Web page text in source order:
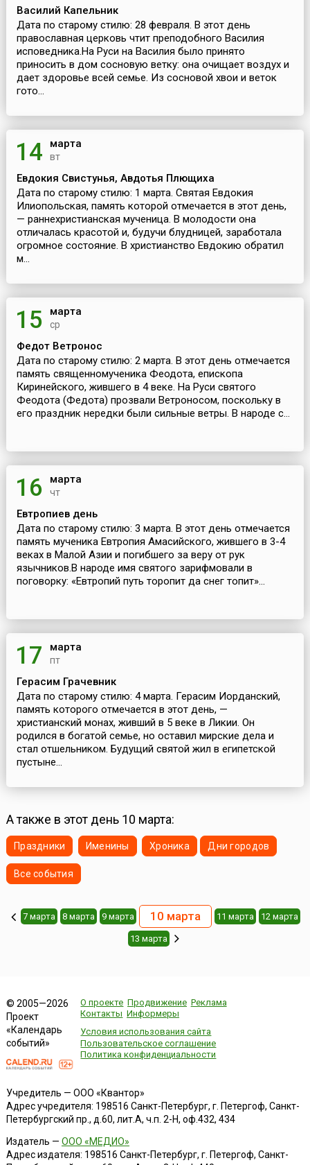
Василий Капельник
Дата по старому стилю: 28 февраля. В этот день
православная церковь чтит преподобного Василия
исповедника.На Руси на Василия было принято
приносить в дом сосновую ветку: она очищает воздух и
дает здоровье всей семье. Из сосновой хвои и веток
гото...
14 марта
вт
Евдокия Свистунья, Авдотья Плющиха
Дата по старому стилю: 1 марта. Святая Евдокия
Илиопольская, память которой отмечается в этот день,
— раннехристианская мученица. В молодости она
отличалась красотой и, будучи блудницей, заработала
огромное состояние. В христианство Евдокию обратил
м...
15 марта
ср
Федот Ветронос
Дата по старому стилю: 2 марта. В этот день отмечается
память священномученика Феодота, епископа
Киринейского, жившего в 4 веке. На Руси святого
Феодота (Федота) прозвали Ветроносом, поскольку в
его праздник нередки были сильные ветры. В народе с...
16 марта
чт
Евтропиев день
Дата по старому стилю: 3 марта. В этот день отмечается
память мученика Евтропия Амасийского, жившего в 3-4
веках в Малой Азии и погибшего за веру от рук
язычников.В народе имя святого зарифмовали в
поговорку: «Евтропий путь торопит да снег топит»...
17 марта
пт
Герасим Грачевник
Дата по старому стилю: 4 марта. Герасим Иорданский,
память которого отмечается в этот день, —
христианский монах, живший в 5 веке в Ликии. Он
родился в богатой семье, но оставил мирские дела и
стал отшельником. Будущий святой жил в египетской
пустыне...
А также в этот день 10 марта:
Праздники Именины Хроника Дни городов
Все события
7 марта 8 марта 9 марта 10 марта 11 марта 12 марта
13 марта
© 2005—2026
Проект
«Календарь
событий»
О проекте Продвижение Реклама
Контакты Информеры
Условия использования сайта
Пользовательское соглашение
Политика конфиденциальности
Учредитель — ООО «Квантор»
Адрес учредителя: 198516 Санкт-Петербург, г. Петергоф, Санкт-
Петербургский пр., д.60, лит.А, ч.п. 2-Н, оф.432, 434
Издатель — ООО «МЕДИО»
Адрес издателя: 198516 Санкт-Петербург, г. Петергоф, Санкт-